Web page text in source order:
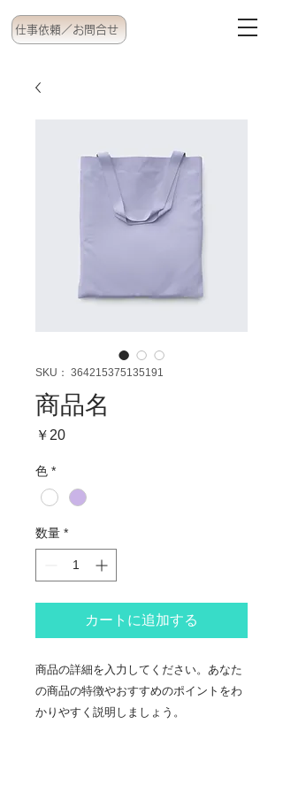
仕事依頼／お問合せ
SKU： 364215375135191
商品名
￥20価
色 *
数量 *
カートに追加する
商品の詳細を入力してください。あなた
の商品の特徴やおすすめのポイントをわ
かりやすく説明しましょう。